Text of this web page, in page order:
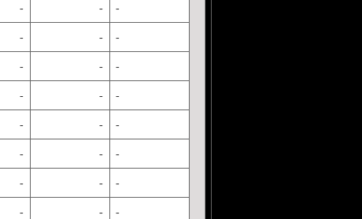
- - -
- - -
- - -
- - -
- - -
- - -
- - -
- - -